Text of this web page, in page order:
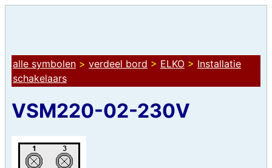
alle symbolen > verdeel bord > ELKO > Installatie
schakelaars
VSM220-02-230V